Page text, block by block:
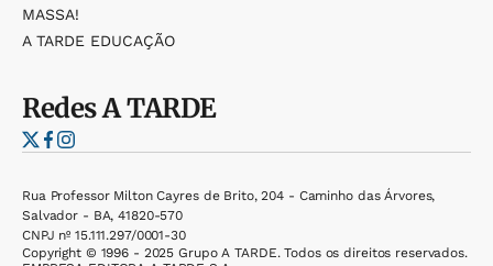
MASSA!
A TARDE EDUCAÇÃO
RedesA TARDE
Rua Professor Milton Cayres de Brito, 204 - Caminho das Árvores,
Salvador - BA, 41820-570
CNPJ nº 15.111.297/0001-30
Copyright © 1996 - 2025 Grupo A TARDE. Todos os direitos reservados.